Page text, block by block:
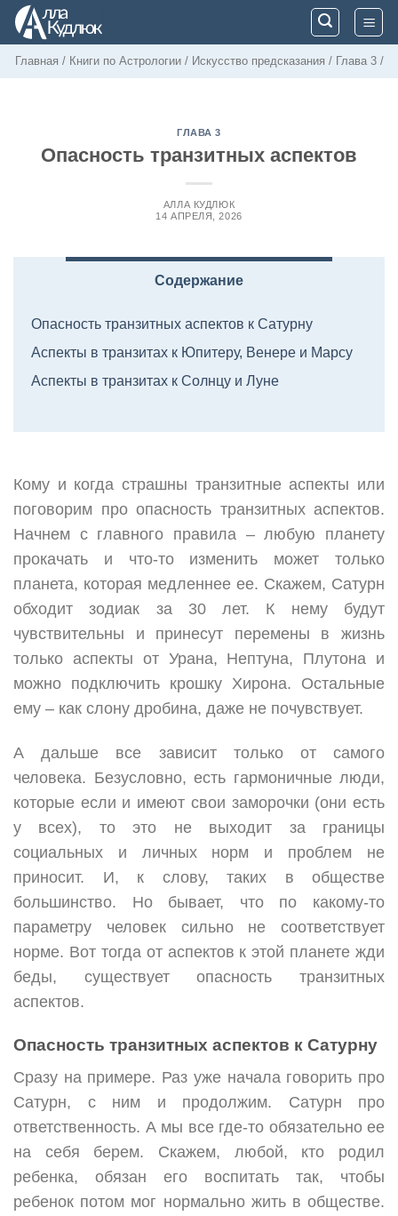
Skip
contentГлавная / Книги по Астрологии / Искусство предсказания / Глава 3 /
ГЛАВА 3
Опасность транзитных аспектов
АЛЛА КУДЛЮК
14 АПРЕЛЯ, 2026
Содержание
Опасность транзитных аспектов к Сатурну
Аспекты в транзитах к Юпитеру, Венере и Марсу
Аспекты в транзитах к Солнцу и Луне
Кому и когда страшны транзитные аспекты или
поговорим про опасность транзитных аспектов.
Начнем с главного правила – любую планету
прокачать и что-то изменить может только
планета, которая медленнее ее. Скажем, Сатурн
обходит зодиак за 30 лет. К нему будут
чувствительны и принесут перемены в жизнь
только аспекты от Урана, Нептуна, Плутона и
можно подключить крошку Хирона. Остальные
ему – как слону дробина, даже не почувствует.
А дальше все зависит только от самого
человека. Безусловно, есть гармоничные люди,
которые если и имеют свои заморочки (они есть
у всех), то это не выходит за границы
социальных и личных норм и проблем не
приносит. И, к слову, таких в обществе
большинство. Но бывает, что по какому-то
параметру человек сильно не соответствует
норме. Вот тогда от аспектов к этой планете жди
беды, существует опасность транзитных
аспектов.
Опасность транзитных аспектов к Сатурну
Сразу на примере. Раз уже начала говорить про
Сатурн, с ним и продолжим. Сатурн про
ответственность. А мы все где-то обязательно ее
на себя берем. Скажем, любой, кто родил
ребенка, обязан его воспитать так, чтобы
ребенок потом мог нормально жить в обществе.